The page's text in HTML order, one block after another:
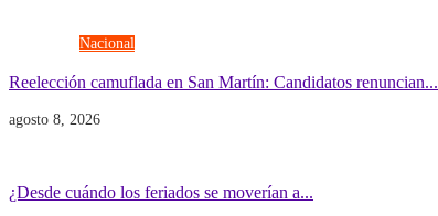
Nacional
Reelección camuflada en San Martín: Candidatos renuncian...
agosto 8, 2026
¿Desde cuándo los feriados se moverían a...